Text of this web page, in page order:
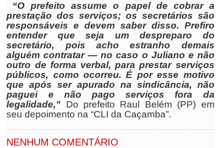
“O prefeito assume o papel de cobrar a
prestação dos serviços; os secretários são
responsáveis e devem saber disso. Prefiro
entender que seja um despreparo do
secretário, pois acho estranho demais
alguém contratar — no caso o Juliano e não
outro de forma verbal, para prestar serviços
públicos, como ocorreu. É por esse motivo
que após ser apurado na sindicância, não
paguei e não pago serviços fora da
legalidade,” Do prefeito Raul Belém (PP) em
seu depoimento na “CLI da Caçamba”.
NENHUM COMENTÁRIO